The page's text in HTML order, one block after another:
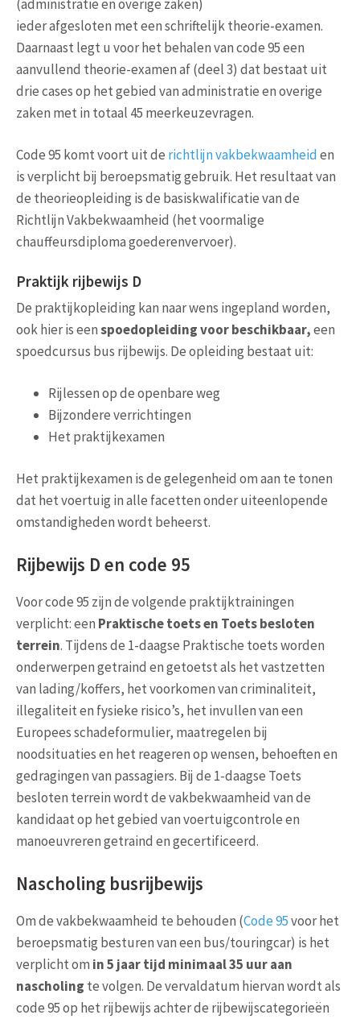
(administratie en overige zaken)
ieder afgesloten met een schriftelijk theorie-examen.
Daarnaast legt u voor het behalen van code 95 een
aanvullend theorie-examen af (deel 3) dat bestaat uit
drie cases op het gebied van administratie en overige
zaken met in totaal 45 meerkeuzevragen.
Code 95 komt voort uit de richtlijn vakbekwaamheiden
is verplicht bij beroepsmatig gebruik. Het resultaat van
de theorieopleiding is de basiskwalificatie van de
Richtlijn Vakbekwaamheid (het voormalige
chauffeursdiploma goederenvervoer).
Praktijk rijbewijs D
De praktijkopleiding kan naar wens ingepland worden,
ook hier is eenspoedopleiding voor beschikbaar,een
spoedcursus bus rijbewijs. De opleiding bestaat uit:
Rijlessen op de openbare weg
Bijzondere verrichtingen
Het praktijkexamen
Het praktijkexamen is de gelegenheid om aan te tonen
dat het voertuig in alle facetten onder uiteenlopende
omstandigheden wordt beheerst.
Rijbewijs D en code 95
Voor code 95 zijn de volgende praktijktrainingen
verplicht: een Praktische toets en Toets besloten
terrein. Tijdens de 1-daagse Praktische toets worden
onderwerpen getraind en getoetst als het vastzetten
van lading/koffers, het voorkomen van criminaliteit,
illegaliteit en fysieke risico’s, het invullen van een
Europees schadeformulier, maatregelen bij
noodsituaties en het reageren op wensen, behoeften en
gedragingen van passagiers. Bij de 1-daagse Toets
besloten terrein wordt de vakbekwaamheid van de
kandidaat op het gebied van voertuigcontrole en
manoeuvreren getraind en gecertificeerd.
Nascholing busrijbewijs
Om de vakbekwaamheid te behouden (Code 95voor het
beroepsmatig besturen van een bus/touringcar) is het
verplicht om in 5 jaar tijd minimaal 35 uur aan
nascholing te volgen. De vervaldatum hiervan wordt als
code 95 op het rijbewijs achter de rijbewijscategorieën